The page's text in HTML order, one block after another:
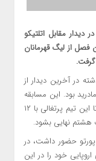
دیدار مقابل اتلتیکو
فصل از لیگ قهرمانان
گرفت.
در آخرین دیدار از
بود. این مسابقه
در نهایت با نتیجه ۲ بر ۱ به سود پورتو تمام شد تا این تیم پرتغالی با ۱۲
پورتو حضور داشت، در
اروپایی خود را در این